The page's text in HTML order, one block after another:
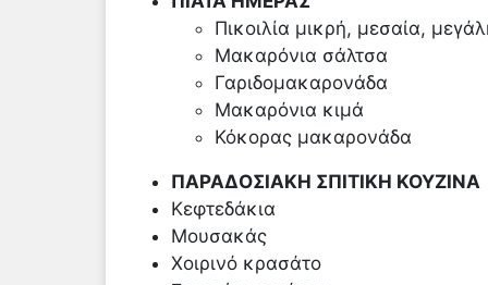
Πικοιλία μικρή, μεσαία,
Μακαρόνια σάλτσα
Γαριδομακαρονάδα
Μακαρόνια κιμά
Κόκορας μακαρονάδα
ΠΑΡΑΔΟΣΙΑΚΗ ΣΠΙΤΙΚΗ ΚΟΥΖΙΝΑ
Κεφτεδάκια
Μουσακάς
Χοιρινό κρασάτο